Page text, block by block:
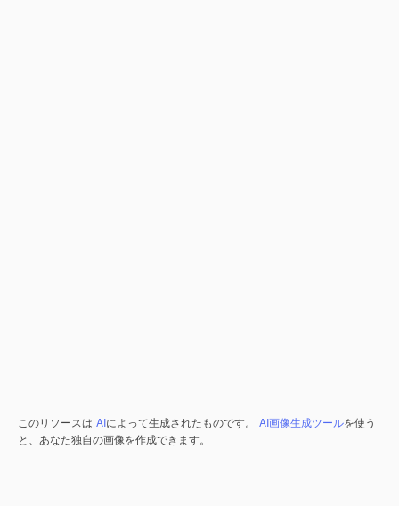
このリソースは AIによって生成されたものです。 AI画像生成ツールを使う
と、あなた独自の画像を作成できます。